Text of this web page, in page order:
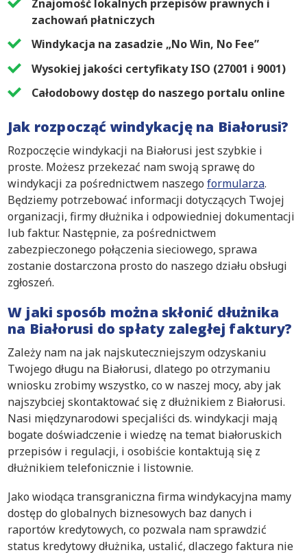
Znajomość lokalnych przepisów prawnych i
zachowań płatniczych
Windykacja na zasadzie „No Win, No Fee”
Wysokiej jakości certyfikaty ISO (27001 i 9001)
Całodobowy dostęp do naszego portalu online
Jak rozpocząć windykację na Białorusi?
Rozpoczęcie windykacji na Białorusi jest szybkie i
proste. Możesz przekezać nam swoją sprawę do
windykacji za pośrednictwem naszego formularza.
Będziemy potrzebować informacji dotyczących Twojej
organizacji, firmy dłużnika i odpowiedniej dokumentacji
lub faktur. Następnie, za pośrednictwem
zabezpieczonego połączenia sieciowego, sprawa
zostanie dostarczona prosto do naszego działu obsługi
zgłoszeń.
W jaki sposób można skłonić dłużnika
na Białorusi do spłaty zaległej faktury?
Zależy nam na jak najskuteczniejszym odzyskaniu
Twojego długu na Białorusi, dlatego po otrzymaniu
wniosku zrobimy wszystko, co w naszej mocy, aby jak
najszybciej skontaktować się z dłużnikiem z Białorusi.
Nasi międzynarodowi specjaliści ds. windykacji mają
bogate doświadczenie i wiedzę na temat białoruskich
przepisów i regulacji, i osobiście kontaktują się z
dłużnikiem telefonicznie i listownie.
Jako wiodąca transgraniczna firma windykacyjna mamy
dostęp do globalnych biznesowych baz danych i
raportów kredytowych, co pozwala nam sprawdzić
status kredytowy dłużnika, ustalić, dlaczego faktura nie